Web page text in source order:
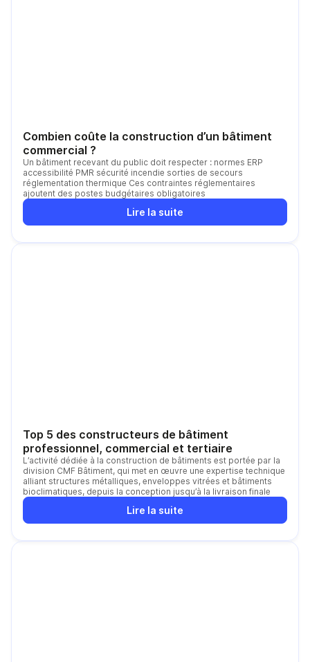
Combien coûte la construction d’un bâtiment
commercial ?
Un bâtiment recevant du public doit respecter : normes ERP
accessibilité PMR sécurité incendie sorties de secours
réglementation thermique Ces contraintes réglementaires
ajoutent des postes budgétaires obligatoires
Lire la suite
Top 5 des constructeurs de bâtiment
professionnel, commercial et tertiaire
L’activité dédiée à la construction de bâtiments est portée par la
division CMF Bâtiment, qui met en œuvre une expertise technique
alliant structures métalliques, enveloppes vitrées et bâtiments
bioclimatiques, depuis la conception jusqu’à la livraison finale
Lire la suite